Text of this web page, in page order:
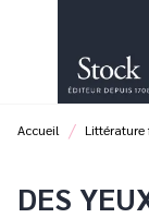
PIED DE PAGE
Accueil / Littérature
DES